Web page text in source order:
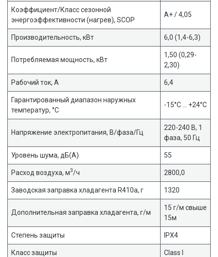
Коэффициент/Класс сезонной
энергоэффективности (нагрев), SCOP
A+ / 4,05
Производительность, кВт 6,0 (1,4-6,3)
Потребляемая мощность, кВт
1,50 (0,29-
2,30)
Рабочий ток, А 6,4
Гарантированный диапазон наружных
температур, °С
-15°C … +24°C
Напряжение электропитания, В/фаза/Гц
220-240 В, 1
фаза, 50 Гц
Уровень шума, дБ(A) 55
Расход воздуха, м3/ч 2800,0
Заводская заправка хладагента R410a, г 1320
Дополнительная заправка хладагента, г/м
15 г/м свыше
15м
Степень защиты IPX4
Класс защиты Class I